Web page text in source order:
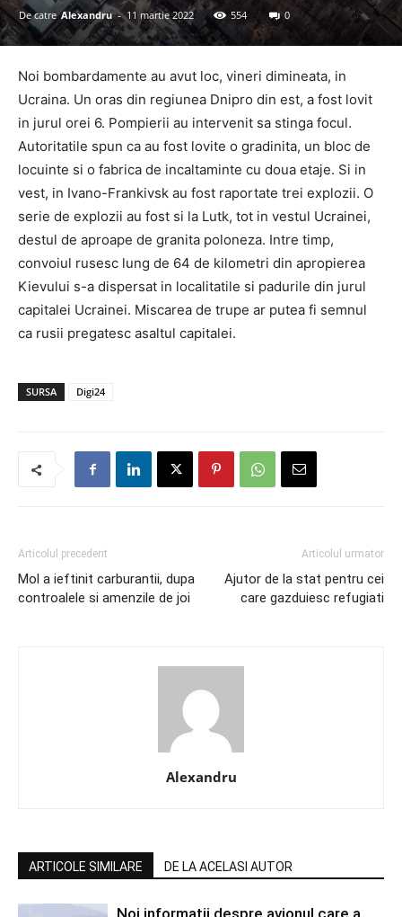
De catre Alexandru - 11 martie 2022 554 0
Noi bombardamente au avut loc, vineri dimineata, in
Ucraina. Un oras din regiunea Dnipro din est, a fost lovit
in jurul orei 6. Pompierii au intervenit sa stinga focul.
Autoritatile spun ca au fost lovite o gradinita, un bloc de
locuinte si o fabrica de incaltaminte cu doua etaje. Si in
vest, in Ivano-Frankivsk au fost raportate trei explozii. O
serie de explozii au fost si la Lutk, tot in vestul Ucrainei,
destul de aproape de granita poloneza. Intre timp,
convoiul rusesc lung de 64 de kilometri din apropierea
Kievului s-a dispersat in localitatile si padurile din jurul
capitalei Ucrainei. Miscarea de trupe ar putea fi semnul
ca rusii pregatesc asaltul capitalei.
SURSA Digi24
Articolul precedent
Mol a ieftinit carburantii, dupa
controalele si amenzile de joi
Articolul urmator
Ajutor de la stat pentru cei
care gazduiesc refugiati
Alexandru
ARTICOLE SIMILARE DE LA ACELASI AUTOR